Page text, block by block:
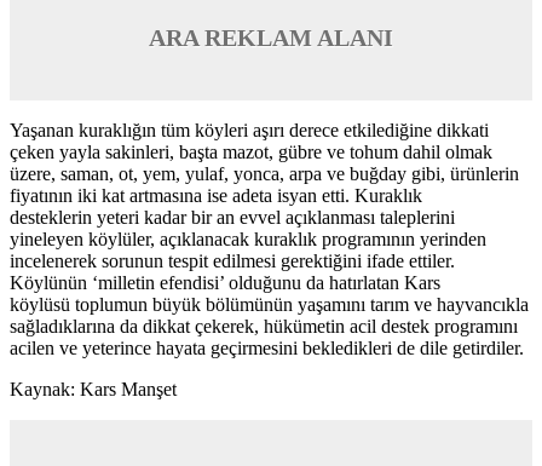
ARA REKLAM ALANI
Yaşanan kuraklığın tüm köyleri aşırı derece etkilediğine dikkati
çeken yayla sakinleri, başta mazot, gübre ve tohum dahil olmak
üzere, saman, ot, yem, yulaf, yonca, arpa ve buğday gibi, ürünlerin
fiyatının iki kat artmasına ise adeta isyan etti. Kuraklık
desteklerin yeteri kadar bir an evvel açıklanması taleplerini
yineleyen köylüler, açıklanacak kuraklık programının yerinden
incelenerek sorunun tespit edilmesi gerektiğini ifade ettiler.
Köylünün ‘milletin efendisi’ olduğunu da hatırlatan Kars
köylüsü toplumun büyük bölümünün yaşamını tarım ve hayvancıkla
sağladıklarına da dikkat çekerek, hükümetin acil destek programını
acilen ve yeterince hayata geçirmesini bekledikleri de dile getirdiler.
Kaynak: Kars Manşet